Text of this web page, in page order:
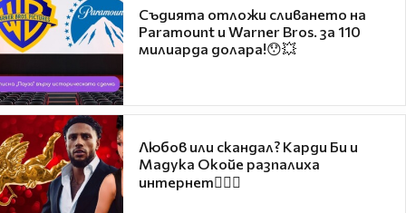
Съдията отложи сливането на
Paramount и Warner Bros. за 110
милиарда долара!😯💥
Любов или скандал? Карди Би и
Мадука Окойе разпалиха
интернет❤️‍🔥🔥